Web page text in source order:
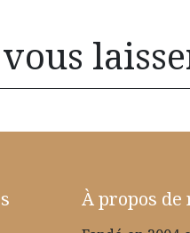
À propos de